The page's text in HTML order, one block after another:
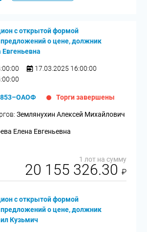
с открытой формой
предложений о цене, должник
Евгеньевна
17.03.2025 16:00:00
Торги завершены
Землянухин Алексей Михайлович
Елена Евгеньевна
1 лот на сумму
20 155 326.30 ₽
с открытой формой
предложений о цене, должник
Кузьмич